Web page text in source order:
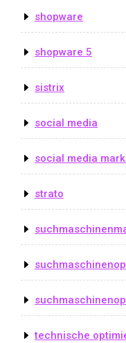
shopware
shopware 5
sistrix
social media
social media
strato
technische